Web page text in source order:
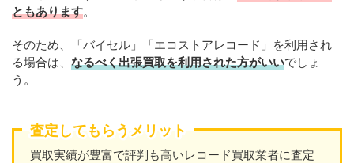
ともあります。
そのため、「バイセル」「エコストアレコード」を利用され
る場合は、 なるべく出張買取を利用された方がいいでしょ
う。
査定してもらうメリット
買取実績が豊富で評判も高いレコード買取業者に査定